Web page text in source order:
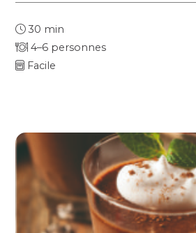
30 min
4–6 personnes
Facile